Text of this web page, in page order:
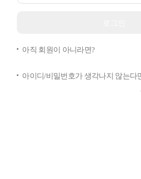
아직 회원이 아니라면?
아이디/비밀번호가 생각나지 않는다